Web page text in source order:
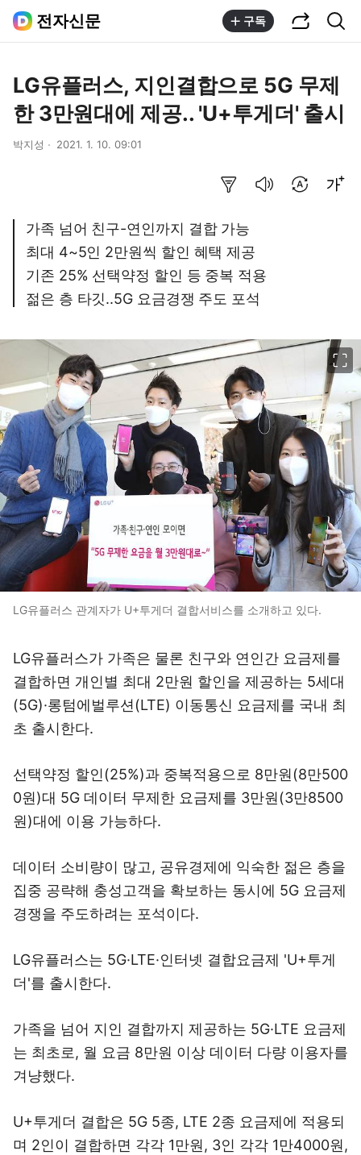
전자신문 구독
LG유플러스, 지인결합으로 5G 무제
한 3만원대에 제공.. 'U+투게더' 출시
박지성 2021. 1. 10. 09:01
가족 넘어 친구-연인까지 결합 가능
최대 4~5인 2만원씩 할인 혜택 제공
기존 25% 선택약정 할인 등 중복 적용
젊은 층 타깃..5G 요금경쟁 주도 포석
LG유플러스 관계자가 U+투게더 결합서비스를 소개하고 있다.
LG유플러스가 가족은 물론 친구와 연인간 요금제를
결합하면 개인별 최대 2만원 할인을 제공하는 5세대
(5G)·롱텀에벌루션(LTE) 이동통신 요금제를 국내 최
초 출시한다.
선택약정 할인(25%)과 중복적용으로 8만원(8만500
0원)대 5G 데이터 무제한 요금제를 3만원(3만8500
원)대에 이용 가능하다.
데이터 소비량이 많고, 공유경제에 익숙한 젊은 층을
집중 공략해 충성고객을 확보하는 동시에 5G 요금제
경쟁을 주도하려는 포석이다.
LG유플러스는 5G·LTE·인터넷 결합요금제 'U+투게
더'를 출시한다.
가족을 넘어 지인 결합까지 제공하는 5G·LTE 요금제
는 최초로, 월 요금 8만원 이상 데이터 다량 이용자를
겨냥했다.
U+투게더 결합은 5G 5종, LTE 2종 요금제에 적용되
며 2인이 결합하면 각각 1만원, 3인 각각 1만4000원,